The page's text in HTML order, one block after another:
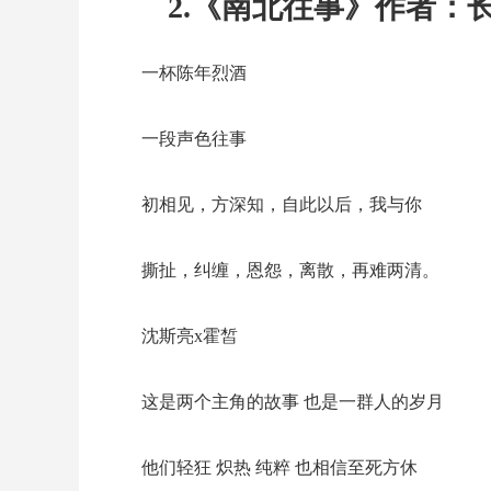
2.《南北往事》作者：
一杯陈年烈酒
一段声色往事
初相见，方深知，自此以后，我与你
撕扯，纠缠，恩怨，离散，再难两清。
沈斯亮x霍皙
这是两个主角的故事 也是一群人的岁月
他们轻狂 炽热 纯粹 也相信至死方休